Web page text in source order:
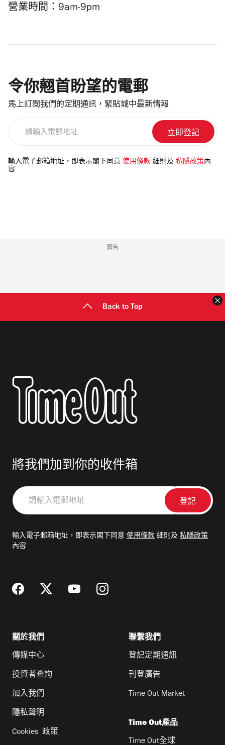
營業時間：9am-9pm
令你翹首盼望的電郵
馬上訂閱我們的定期通訊，緊貼城中最新情報
電
郵
輸入電子郵箱地址，即表示閣下同意 使用條款 細則及 私隱政策 內
容
廣告
Back to Top
將我們加到你的收件箱
請
輸
郵
輸入電子郵箱地址，即表示閣下同意 使用條款 細則及 私隱政策
內容
關於我們
傳媒中心
投資者查詢
加入我們
隱私聲明
Cookies 政策
聯繫我們
登記定期通訊
刊登廣告
Time Out Market
Time Out產品
Time Out全球